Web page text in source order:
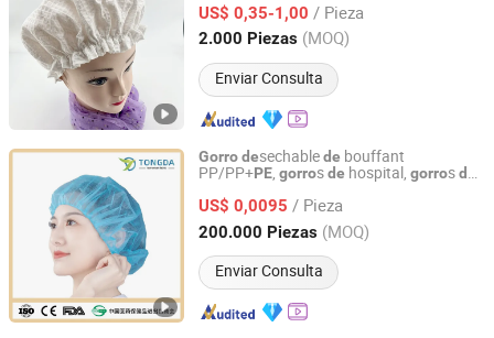
US$ 0,35-1,00 / Pieza
2.000 Piezas (MOQ)
Enviar Consulta
Zhejiang, China Desde 2025
Gorrodesechablede bouffant
PP/PP+PE, gorrosde hospital, gorrosde
US$ 0,0095 / Pieza
200.000 Piezas (MOQ)
Enviar Consulta
Xiantao Tongda Non-Woven Products Co., Ltd.
Hubei, China Desde 2020